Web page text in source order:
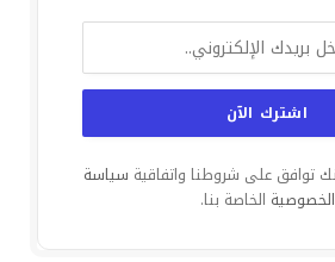
توافق على شروطنا واتفاقية سياسة
الخصوصية الخاصة بنا.